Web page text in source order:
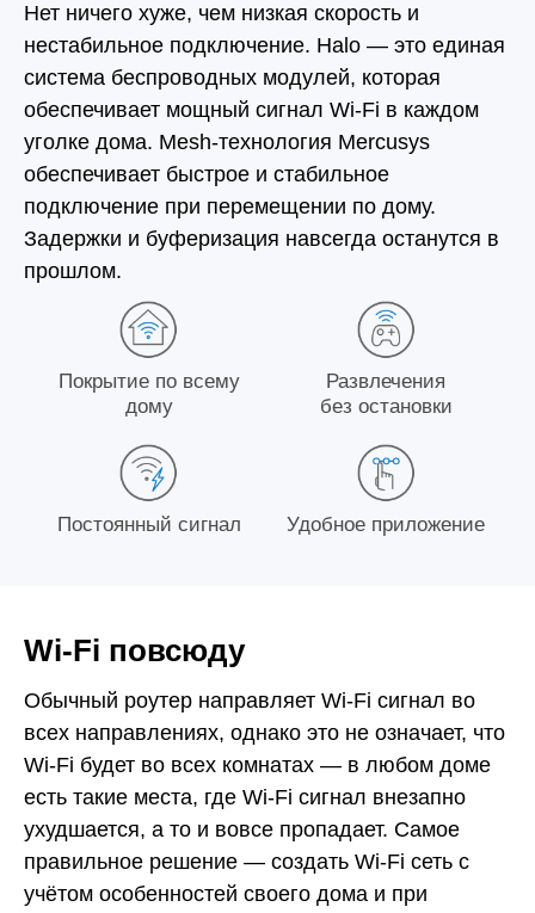
Нет ничего хуже, чем низкая скорость и
нестабильное подключение. Halo — это единая
система беспроводных модулей, которая
обеспечивает мощный сигнал Wi-Fi в каждом
уголке дома. Mesh-технология Mercusys
обеспечивает быстрое и стабильное
подключение при перемещении по дому.
Задержки и буферизация навсегда останутся в
прошлом.
Покрытие по всему
дому
Развлечения
без остановки
Постоянный сигнал Удобное приложение
Wi‑Fi повсюду
Обычный роутер направляет Wi-Fi сигнал во
всех направлениях, однако это не означает, что
Wi-Fi будет во всех комнатах — в любом доме
есть такие места, где Wi-Fi сигнал внезапно
ухудшается, а то и вовсе пропадает. Самое
правильное решение — создать Wi-Fi сеть с
учётом особенностей своего дома и при